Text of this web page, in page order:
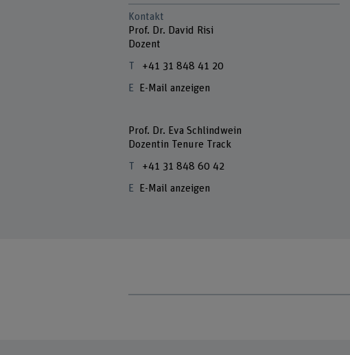
Kontakt
Prof. Dr. David Risi
Dozent
+41 31 848 41 20
E-Mail anzeigen
Prof. Dr. Eva Schlindwein
Dozentin Tenure Track
+41 31 848 60 42
E-Mail anzeigen